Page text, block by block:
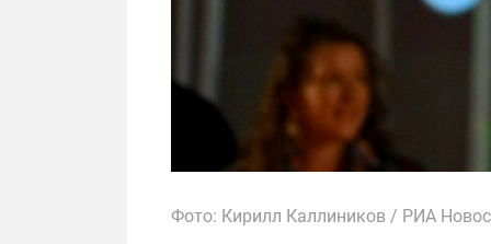
Фото: Кирилл Каллиников / РИА